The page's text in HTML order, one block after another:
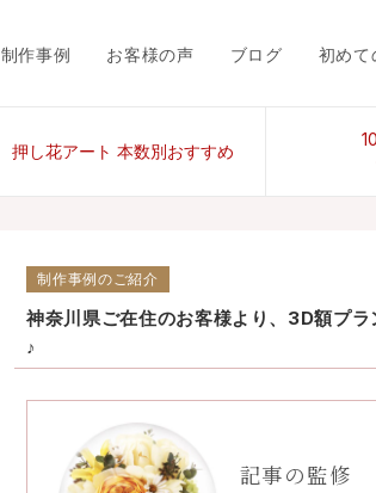
制作事例 お客様の声 ブログ 初めて
押し花アート 本数別おすすめ
制作事例のご紹介
神奈川県ご在住のお客様より、3D額プ
♪
記事の監修